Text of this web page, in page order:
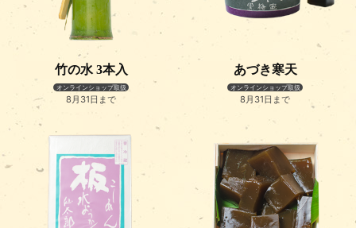
竹の水 3本入
オンラインショップ取扱
8月31日まで
あづき寒天
オンラインショップ取扱
8月31日まで